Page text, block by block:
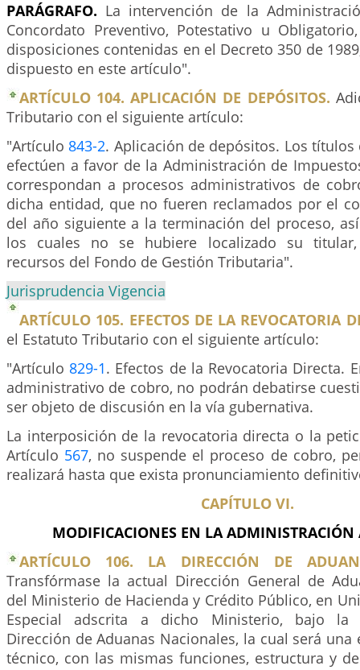
PARÁGRAFO. La intervención de la
Concordato Preventivo, Potestativo u
disposiciones contenidas en el Decreto 350 de
dispuesto en este artículo".
ARTÍCULO 104. APLICACIÓN DE DEPÓSITOS.
Tributario con el siguiente artículo:
"Artículo 843-2. Aplicación de depósitos. Los
efectúen a favor de la Administración de
correspondan a procesos administrativos de
dicha entidad, que no fueren reclamados por el
del año siguiente a la terminación del proceso,
los cuales no se hubiere localizado su
recursos del Fondo de Gestión Tributaria".
Jurisprudencia Vigencia
ARTÍCULO 105. EFECTOS DE LA REVOCATORIA
el Estatuto Tributario con el siguiente artículo:
"Artículo 829-1. Efectos de la Revocatoria Directa.
administrativo de cobro, no podrán debatirse
ser objeto de discusión en la vía gubernativa.
La interposición de la revocatoria directa o la
Artículo 567, no suspende el proceso de cobro,
realizará hasta que exista pronunciamiento
CAPÍTULO VI.
MODIFICACIONES EN LA ADMINISTRACIÓN
ARTÍCULO 106. LA DIRECCIÓN DE
Transfórmase la actual Dirección General de
del Ministerio de Hacienda y Crédito Público, en
Especial adscrita a dicho Ministerio, bajo la
Dirección de Aduanas Nacionales, la cual será una
técnico, con las mismas funciones, estructura y